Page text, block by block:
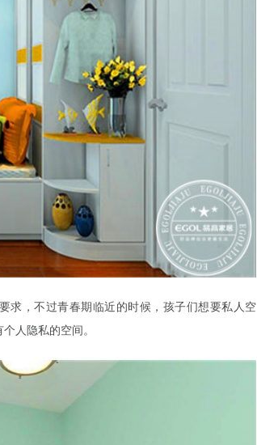
求，不过青春期临近的时候，孩子们想要私人空
人隐私的空间。